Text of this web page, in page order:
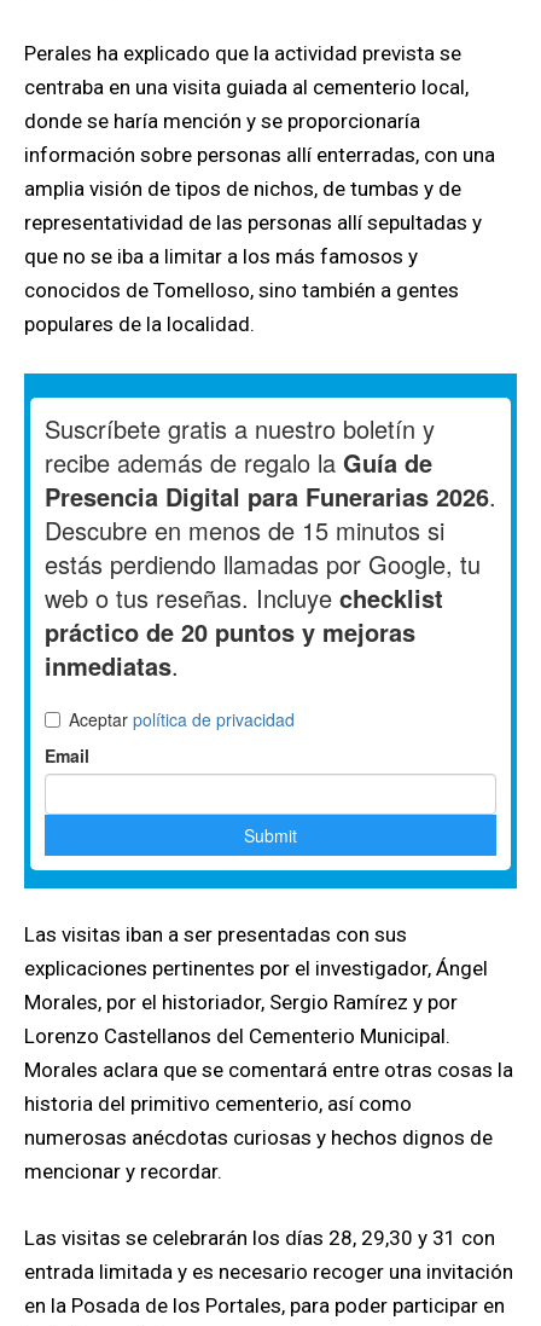
Perales ha explicado que la actividad prevista se
centraba en una visita guiada al cementerio local,
donde se haría mención y se proporcionaría
información sobre personas allí enterradas, con una
amplia visión de tipos de nichos, de tumbas y de
representatividad de las personas allí sepultadas y
que no se iba a limitar a los más famosos y
conocidos de Tomelloso, sino también a gentes
populares de la localidad.
Las visitas iban a ser presentadas con sus
explicaciones pertinentes por el investigador, Ángel
Morales, por el historiador, Sergio Ramírez y por
Lorenzo Castellanos del Cementerio Municipal.
Morales aclara que se comentará entre otras cosas la
historia del primitivo cementerio, así como
numerosas anécdotas curiosas y hechos dignos de
mencionar y recordar.
Las visitas se celebrarán los días 28, 29,30 y 31 con
entrada limitada y es necesario recoger una invitación
en la Posada de los Portales, para poder participar en